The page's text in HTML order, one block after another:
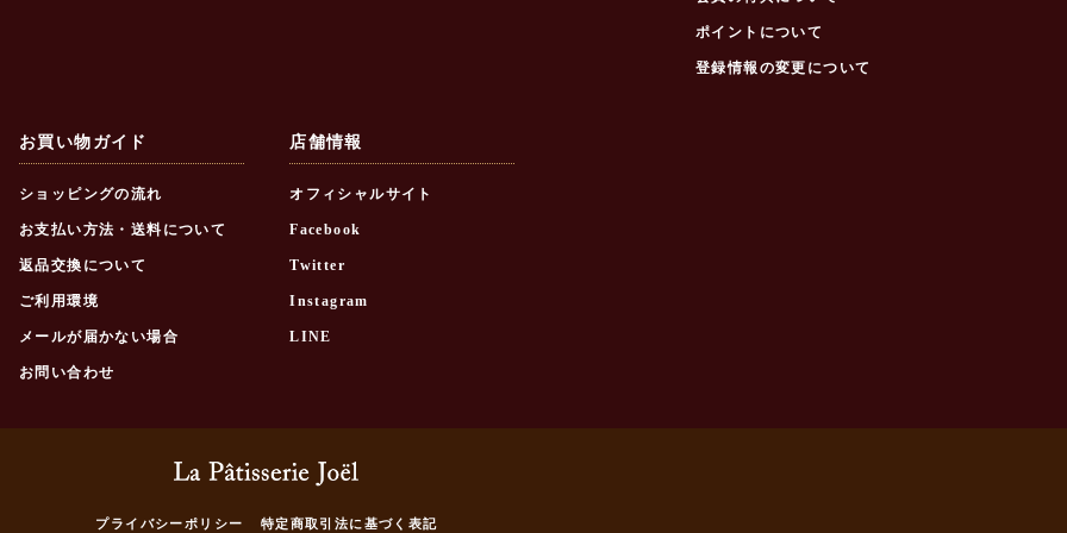
ポイントについて
登録情報の変更について
お買い物ガイド
ショッピングの流れ
お支払い方法・送料について
返品交換について
ご利用環境
メールが届かない場合
お問い合わせ
店舗情報
オフィシャルサイト
Facebook
Twitter
Instagram
LINE
プライバシーポリシー 特定商取引法に基づく表記